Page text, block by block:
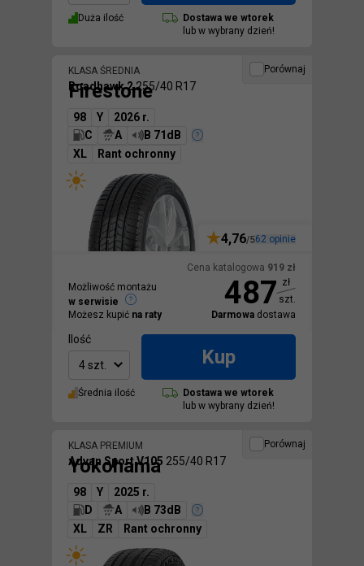
Duża ilość Dostawa we wtorek
lub w wybrany dzień!
Porównaj
KLASA ŚREDNIA
Firestone
Roadhawk 2255/40 R17
98 Y
2026 r.
C
A
B 71dB
XL
Rant ochronny
Cena katalogowa 919 zł
487 zł
szt.
Darmowa dostawa
4,76/562 opinie
Możliwość montażu
w serwisie
Możesz kupić na raty
Ilość
4 szt.
Kup
Średnia ilość Dostawa we wtorek
lub w wybrany dzień!
Porównaj
KLASA PREMIUM
Yokohama
Advan Sport V105 255/40 R17
98 Y
2025 r.
D
A
B 73dB
XL
ZR Rant ochronny